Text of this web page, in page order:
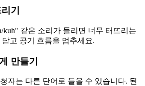
기
kuh" 같은 소리가 들리면 너무 터뜨리는
고 공기 흐름을 멈추세요.
만들기
자는 다른 단어로 들을 수 있습니다. 된